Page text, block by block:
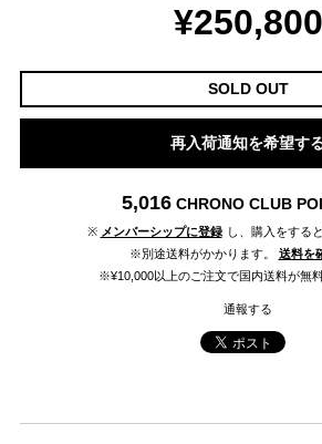
¥250,800
SOLD OUT
再入荷通知を希望す
5,016 CHRONO CLUB
※ メンバーシップに登録 し、購入をする
※別途送料がかかります。
送料を
※¥10,000以上のご注文で国内送料が無料
通報する